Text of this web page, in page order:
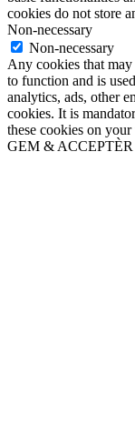
cookies do not store
Non-necessary
Non-necessary
Any cookies that
to function and is
analytics, ads, other
cookies. It is
these cookies on your
GEM & ACCEPTÈR